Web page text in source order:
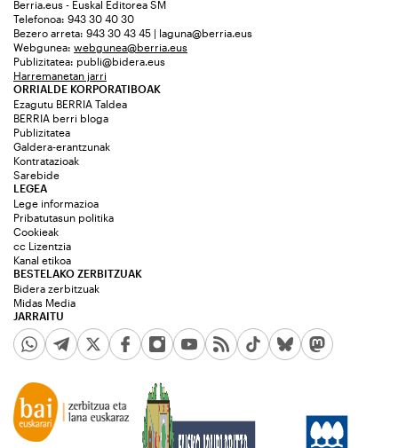
Berria.eus - Euskal Editorea SM
Telefonoa: 943 30 40 30
Bezero arreta: 943 30 43 45 | laguna@berria.eus
Webgunea: webgunea@berria.eus
Publizitatea: publi@bidera.eus
Harremanetan jarri
ORRIALDE KORPORATIBOAK
Ezagutu BERRIA Taldea
BERRIA berri bloga
Publizitatea
Galdera-erantzunak
Kontratazioak
Sarebide
JARRAITU
LEGEA
Lege informazioa
Pribatutasun politika
Cookieak
cc Lizentzia
Kanal etikoa
BESTELAKO ZERBITZUAK
Bidera zerbitzuak
Midas Media